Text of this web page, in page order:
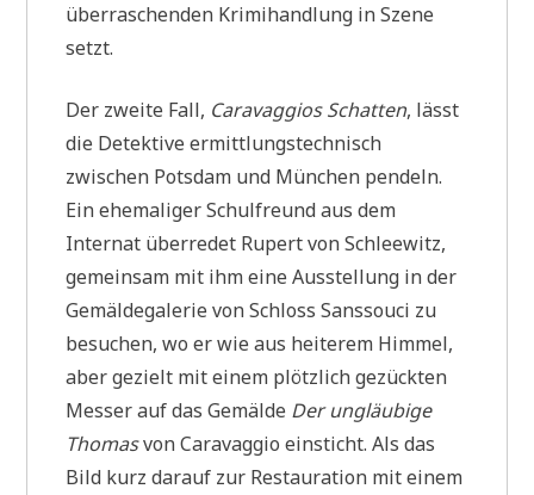
überraschenden Krimihandlung in Szene
setzt.
Der zweite Fall, Caravaggios Schatten, lässt
die Detektive ermittlungstechnisch
zwischen Potsdam und München pendeln.
Ein ehemaliger Schulfreund aus dem
Internat überredet Rupert von Schleewitz,
gemeinsam mit ihm eine Ausstellung in der
Gemäldegalerie von Schloss Sanssouci zu
besuchen, wo er wie aus heiterem Himmel,
aber gezielt mit einem plötzlich gezückten
Messer auf das Gemälde Der ungläubige
Thomasvon Caravaggio einsticht. Als das
Bild kurz darauf zur Restauration mit einem